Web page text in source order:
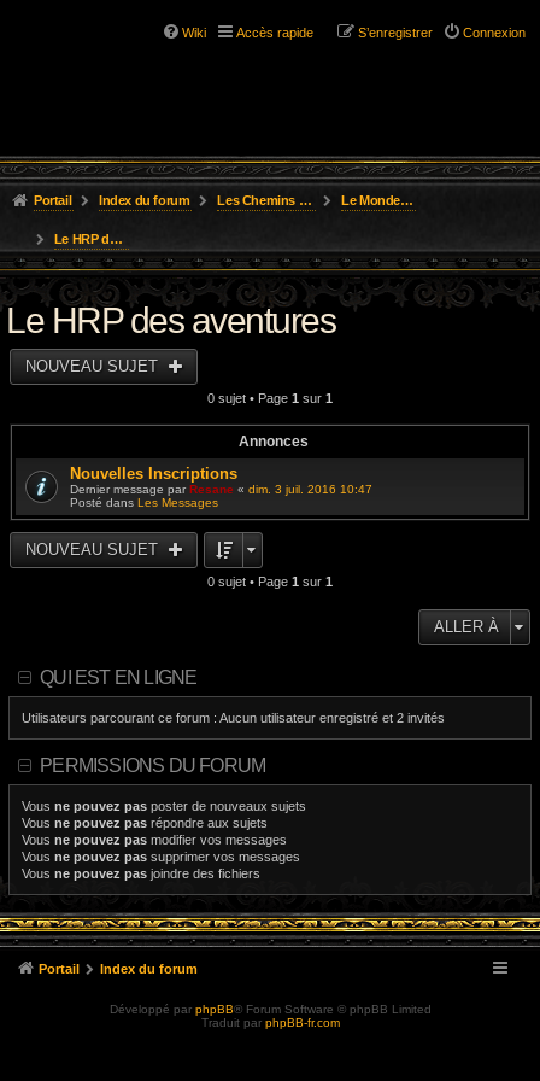
Wiki Accès rapide Connexion
S’enregistrer
Portail Index du forum Les Chemins de L'Aventure Le Monde des Royaumes Oubliés
Le HRP des aventures
Le HRP des aventures
NOUVEAU SUJET
0 sujet • Page 1 sur 1
Annonces
Nouvelles Inscriptions
Dernier message parResane « dim. 3 juil. 2016 10:47
Posté dans Les Messages
NOUVEAU SUJET
0 sujet • Page 1 sur 1
ALLER À
QUI EST EN LIGNE
Utilisateurs parcourant ce forum : Aucun utilisateur enregistré et 2 invités
PERMISSIONS DU FORUM
Vous ne pouvez pas poster de nouveaux sujets
Vous ne pouvez pas répondre aux sujets
Vous ne pouvez pas modifier vos messages
Vous ne pouvez pas supprimer vos messages
Vous ne pouvez pas joindre des fichiers
Portail Index du forum
Développé par phpBB® Forum Software © phpBB Limited
Traduit par phpBB-fr.com